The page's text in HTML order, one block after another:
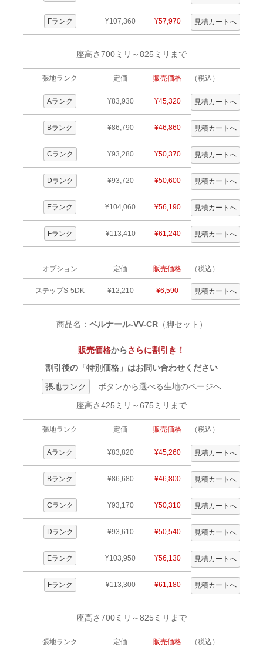
Fランク ¥107,360 ¥57,970
座高さ700ミリ～825ミリまで
張地ランク 定価 販売価格 （税込）
Aランク ¥83,930 ¥45,320
Bランク ¥86,790 ¥46,860
Cランク ¥93,280 ¥50,370
Dランク ¥93,720 ¥50,600
Eランク ¥104,060 ¥56,190
Fランク ¥113,410 ¥61,240
オプション 定価 販売価格 （税込）
ステップS-5DK ¥12,210 ¥6,590
商品名： ベルナール-VV-CR（脚セット）
販売価格からさらに割引き！
割引後の「特別価格」はお問い合わせください
張地ランク
ボタンから選べる生地のページへ
座高さ425ミリ～675ミリまで
張地ランク 定価 販売価格 （税込）
Aランク ¥83,820 ¥45,260
Bランク ¥86,680 ¥46,800
Cランク ¥93,170 ¥50,310
Dランク ¥93,610 ¥50,540
Eランク ¥103,950 ¥56,130
Fランク ¥113,300 ¥61,180
座高さ700ミリ～825ミリまで
張地ランク 定価 販売価格 （税込）